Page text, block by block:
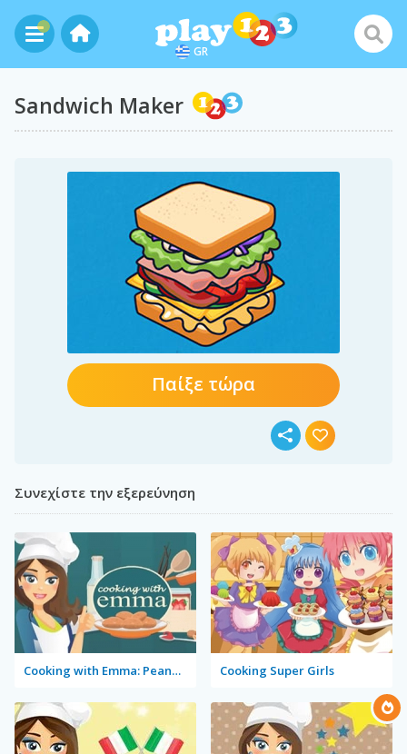
GR
Sandwich Maker
Παίξε τώρα
Συνεχίστε την εξερεύνηση
Cooking with Emma: Peanut Butter Cookies Cooking Super Girls